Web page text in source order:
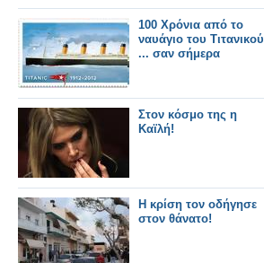
100 Χρόνια από το
ναυάγιο του Τιτανικού
... σαν σήμερα
Στον κόσμο της η
Καϊλή!
Η κρίση τον οδήγησε
στον θάνατο!